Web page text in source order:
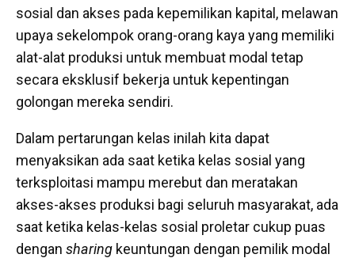
sosial dan akses pada kepemilikan kapital, melawan
upaya sekelompok orang-orang kaya yang memiliki
alat-alat produksi untuk membuat modal tetap
secara eksklusif bekerja untuk kepentingan
golongan mereka sendiri.
Dalam pertarungan kelas inilah kita dapat
menyaksikan ada saat ketika kelas sosial yang
terksploitasi mampu merebut dan meratakan
akses-akses produksi bagi seluruh masyarakat, ada
saat ketika kelas-kelas sosial proletar cukup puas
dengan sharing keuntungan dengan pemilik modal